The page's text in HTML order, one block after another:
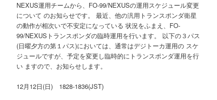
NEXUS運用チームから、FO-99/NEXUSの運用スケジュール変更
について のお知らせです。 最近、他の汎用トランスポンダ衛星
の動作が相次いで不安定になっている 状況をふまえ、FO-
99/NEXUSトランスポンダの臨時運用を行います。 以下の３パス
(日曜夕方の第１パス)においては、通常はデジトーカ運用の スケ
ジュールですが、予定を変更し臨時的にトランスポンダ運用を行
い ますので、お知らせします。
12月12日(日) 1828-1836(JST)